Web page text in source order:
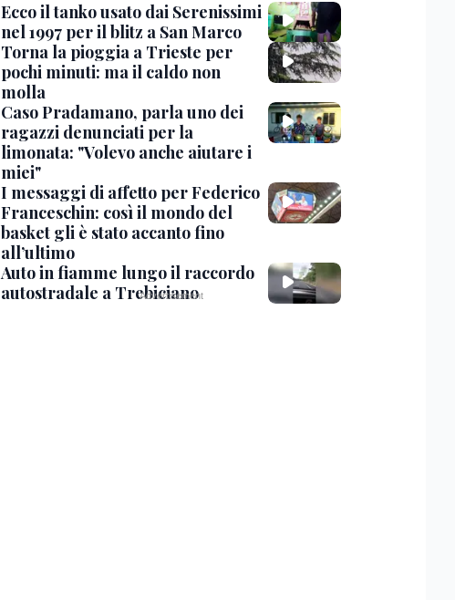
Ecco il tanko usato dai Serenissimi
nel 1997 per il blitz a San Marco
Torna la pioggia a Trieste per
pochi minuti: ma il caldo non
molla
Caso Pradamano, parla uno dei
ragazzi denunciati per la
limonata: "Volevo anche aiutare i
miei"
I messaggi di affetto per Federico
Franceschin: così il mondo del
basket gli è stato accanto fino
all’ultimo
Auto in fiamme lungo il raccordo
autostradale a Trebiciano